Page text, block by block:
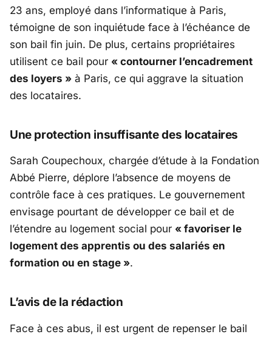
23 ans, employé dans l’informatique à Paris,
témoigne de son inquiétude face à l’échéance de
son bail fin juin. De plus, certains propriétaires
utilisent ce bail pour « contourner l’encadrement
des loyers » à Paris, ce qui aggrave la situation
des locataires.
Une protection insuffisante des locataires
Sarah Coupechoux, chargée d’étude à la Fondation
Abbé Pierre, déplore l’absence de moyens de
contrôle face à ces pratiques. Le gouvernement
envisage pourtant de développer ce bail et de
l’étendre au logement social pour « favoriser le
logement des apprentis ou des salariés en
formation ou en stage ».
L’avis de la rédaction
Face à ces abus, il est urgent de repenser le bail